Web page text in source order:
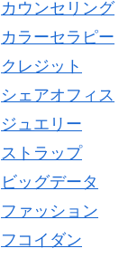
カウンセリング
カラーセラピー
クレジット
シェアオフィス
ジュエリー
ストラップ
ビッグデータ
ファッション
フコイダン